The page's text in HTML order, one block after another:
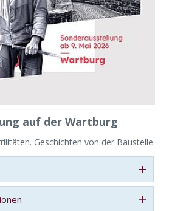
auf der Wartburg
Geschichten von der Baustelle
+
+